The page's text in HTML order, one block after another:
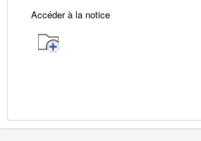
Accéder à la notice